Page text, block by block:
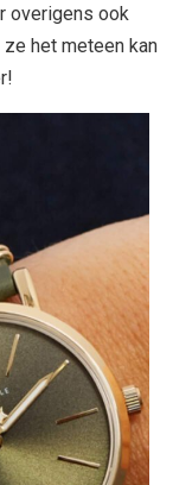
overigens ook
het meteen kan